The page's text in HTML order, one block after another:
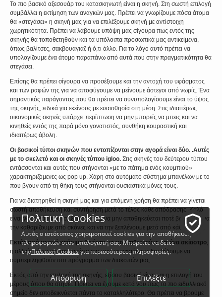
Το πιο βασικό αξεσουάρ του κατασκηνωτή είναι η σκηνή. Στη σωστή επιλογή
συμβάλλει η εκτίμηση των αναγκών μας. Πρέπει να γνωρίζουμε πόσα άτομα
θα «στεγάσει» η σκηνή μας για να επιλέξουμε σκηνή με αντίστοιχη
χωρητικότητα. Πρέπει να λάβουμε υπόψη μας σίγουρα πως εντός της
σκηνής θα τοποθετηθούν και τα υπόλοιπα προσωπικά μας αντικείμενα,
όπως βαλίτσες, σακβουαγιάζ ή ό,τι άλλο. Για το λόγο αυτό πρέπει να
υπολογίζουμε ένα άτομο παραπάνω από αυτά που στην πραγματικότητα θα
στεγάσει.
Επίσης θα πρέπει σίγουρα να προσέξουμε και την αντοχή του υφάσματος
και των ραφών της για να αποφύγουμε να μείνουμε άστεγοι από νωρίς. Ένα
σημαντικός παράγοντας που θα πρέπει να συνυπολογίσουμε είναι το ύψος
της σκηνής, ειδικά για εκείνους με ευαισθησία στη μέση. Στις ιδιαιτέρως
οικονομικές σκηνές υπάρχει περίπτωση να μην μπορείς να μπεις και να
κινηθείς εντός της παρά μόνο γονατιστός, συνθήκη κουραστική και
ιδιαιτέρως άβολη.
Οι βασικοί τύποι σκηνών που εντοπίζονται στην αγορά είναι δύο. .Αυτές
με το σκελετό και οι σκηνές τύπου igloo. Στις σκηνές του δεύτερου τύπου
εντάσσονται και αυτές που στήνονται «με το πάτημα ενός κουμπιού»
χαρακτηριζόμενες ως pop up. Χάρη στο αυτόματο σύστημα μπανέλων με το
που βγουν από τη θήκη τους στήνονται ουσιαστικά μόνες τους.
Για να διατηρηθεί η σκηνή μας και για επόμενη χρήση θα πρέπει να γίνεται
σωστή αποθήκευση και συντήρηση μετά το τέλος κάθε απόδρασης. Καλό
είναι να φυλάσσεται σε ξηρό μέρος, να μην αποθηκεύεται ποτέ βρεγμένη, να
την καθαρίζουμε από σκόνες και να την ξεπλένουμε μετά από κάθε χρήση.
Εκτός από σκηνή χρήσιμο θα ήταν να προμηθευτούμε και ένα σκίαστρο,
η αλλιώς τέντα για την περίπτωση που τα εγκαύματα δεν θέλουμε να
συμπεριληφθούν στο πρόγραμμα των διακοπών μας.
Εκτός από την επιλογή της σκηνής, εξίσου βασική είναι και η επιλογή του
μέρους όπου θα στηθεί. Πρέπει να έχουμε κατά νου πως το πιο ειδυλλιακό
σημείο δεν αποδεικνύεται πάντα το καταλληλότερο. Θα πρέπει να βρούμε
Πολιτική Cookies
Αυτός ο ιστότοπος χρησιμοποιεί cookies για την αποθήκευση
πληροφοριών στον υπολογιστή σας. Μπορείτε να δείτε
τηνΠολιτική Cookiesγια περισσότερεες πληροφορίες.
Απόρριψη Επιλέξτε